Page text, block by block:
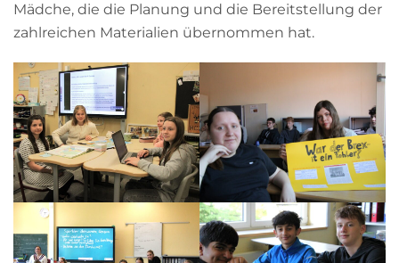
Mädche, die die Planung und die Bereitstellung der
zahlreichen Materialien übernommen hat.